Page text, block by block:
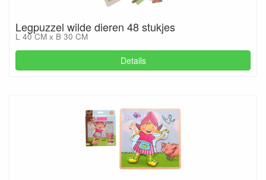
Legpuzzel wilde dieren 48 stukjes
L 40 CM x B 30 CM
Details